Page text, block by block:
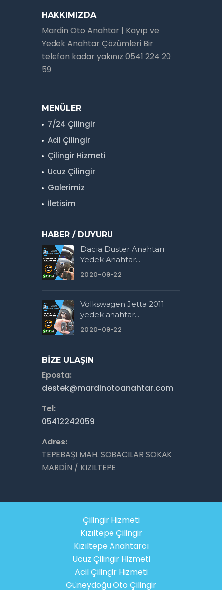
HAKKIMIZDA
Mardin Oto Anahtar | Kayıp ve
Yedek Anahtar Çözümleri Bir
telefon kadar yakınız 0541 224 20
59
MENÜLER
7/24 Çilingir
Acil Çilingir
Çilingir Hizmeti
Ucuz Çilingir
Galerimiz
İletisim
HABER / DUYURU
Dacia Duster Anahtarı
Yedek Anahtar...
2020-09-22
Volkswagen Jetta 2011
yedek anahtar...
2020-09-22
BIZE ULAŞIN
Eposta:
destek@mardinotoanahtar.com
Tel:
05412242059
Adres:
TEPEBAŞI MAH. SOBACILAR SOKAK
MARDİN / KIZILTEPE
Çilingir Hizmeti
Kızıltepe Çilingir
Kızıltepe Anahtarcı
Ucuz Çilingir Hizmeti
Acil Çilingir Hizmeti
Güneydoğu Oto Çilingir